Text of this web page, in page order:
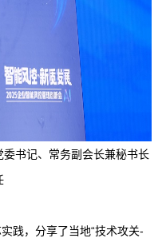
书记、常务副会长兼秘书长
践，分享了当地“技术攻关-